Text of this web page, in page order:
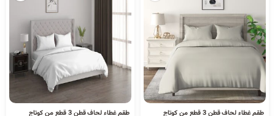
طقم غطاء لحاف قطن 3 قطع من كوتاج
طقم غطاء لحاف قطن 3 قطع من كوتاج